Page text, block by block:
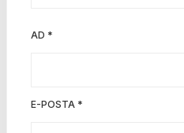
AD *
E-POSTA *